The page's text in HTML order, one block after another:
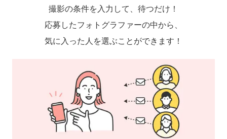
撮影の条件を入力して、待つだけ！
応募したフォトグラファーの中から、
気に入った人を選ぶことができます！